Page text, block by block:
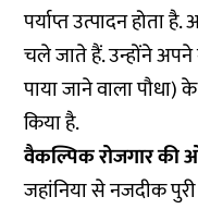
पर्याप्त उत्पादन होता
चले जाते हैं. उन्होंने अपने
पाया जाने वाला
किया है.
वैकल्पिक रोजगार
जहांनिया से नजदीक